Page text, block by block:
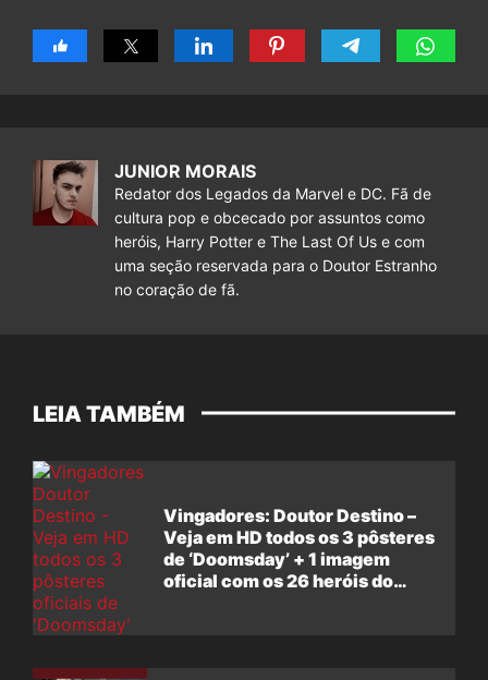
JUNIOR MORAIS
Redator dos Legados da Marvel e DC. Fã de
cultura pop e obcecado por assuntos como
heróis, Harry Potter e The Last Of Us e com
uma seção reservada para o Doutor Estranho
no coração de fã.
LEIA TAMBÉM
Vingadores: Doutor Destino –
Veja em HD todos os 3 pôsteres
de ‘Doomsday’ + 1 imagem
oficial com os 26 heróis do